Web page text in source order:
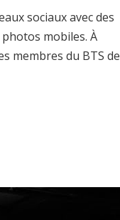
sociaux avec des
mobiles. À
membres du BTS de